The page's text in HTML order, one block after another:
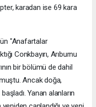
karadan ise 69 kara
"Anafartalar
Conkbayırı, Arıburnu
bir bölümü de dahil
Ancak doğa,
Yanan alanların